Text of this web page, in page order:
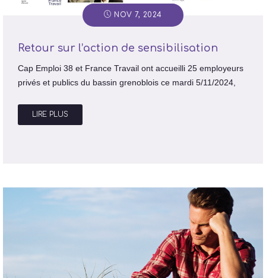
NOV 7, 2024
Retour sur l’action de sensibilisation
Cap Emploi 38 et France Travail ont accueilli 25 employeurs
privés et publics du bassin grenoblois ce mardi 5/11/2024,
LIRE PLUS